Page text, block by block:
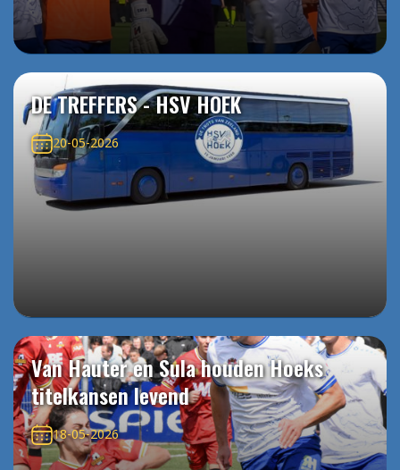
DE TREFFERS - HSV HOEK
20-05-2026
Van Hauter en Sula houden Hoeks
titelkansen levend
18-05-2026